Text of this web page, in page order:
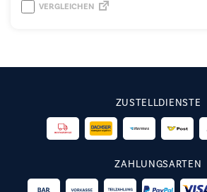
VERGLEICHEN
ZUSTELLDIENSTE
ZAHLUNGSARTEN